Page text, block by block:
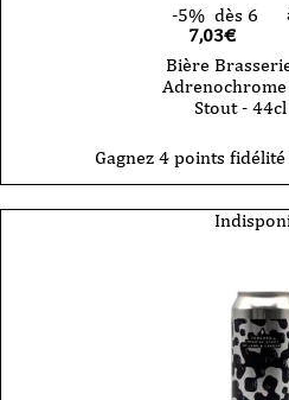
-5% dès 6
7,03€
Bière
Adrenochrome
Stout - 44cl
Gagnez 4 points fidélité